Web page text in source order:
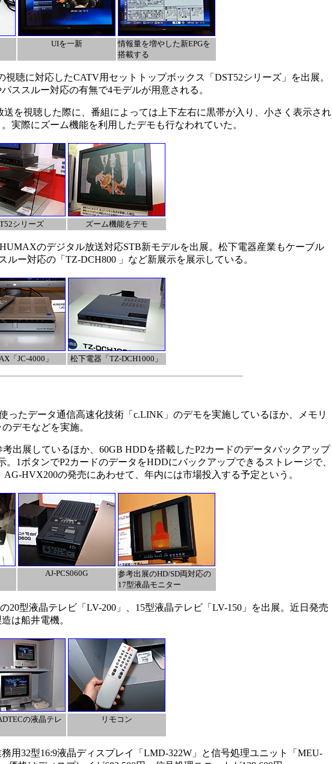
UIを一新
情報量を増やした新EPGを
搭載する
聴に対応したCATV用セットトップボックス「DST52シリーズ」を出展。
ススルー対応の有無で4モデルが用意される。
を視聴した際に、番組によっては上下左右に黒帯が入り、小さく表示され
実際にズーム機能を利用したデモも行なわれていた。
シリーズ ズーム機能をデモ
のデジタル放送対応STB新モデルを出展。松下電器産業もケーブル
ー対応の「TZ-DCH800 」など新展示を展示している。
「JC-4000」 松下電器「TZ-DCH1000」
たデータ通信高速化技術「c.LINK」のデモを実施しているほか、メモリ
デモなどを実施。
出展しているほか、60GB HDDを搭載したP2カードのデータバックアップ
。1ボタンでP2カードのデータをHDDにバックアップできるストレージで、
HVX200の発売にあわせて、年内には市場投入する予定という。
AJ-PCS060G
参考出展のHD/SD両対応の
17型液晶モニター
型液晶テレビ「LV-200」、15型液晶テレビ「LV-150」を出展。近日発売
は船井電機。
の液晶テレ
リモコン
用32型16:9液晶ディスプレイ「LMD-322W」と信号処理ユニット「MEU-